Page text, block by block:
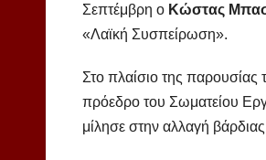
Σεπτέμβρη ο Κώστας
«Λαϊκή Συσπείρωση».
Στο πλαίσιο της
πρόεδρο του Σωματείου
μίλησε στην αλλαγή